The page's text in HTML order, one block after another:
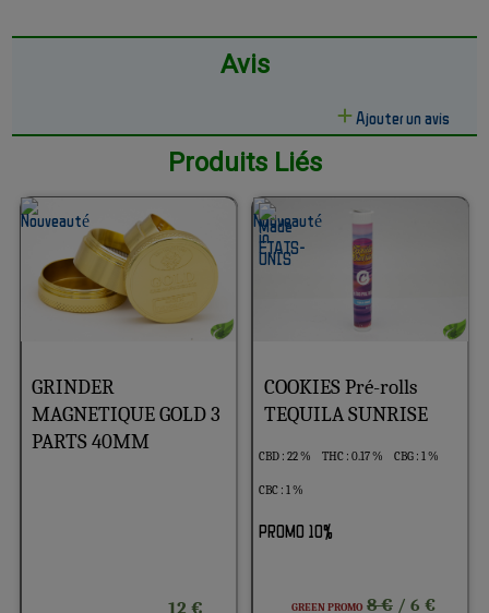
Avis
Ajouter un avis
Produits Liés
GRINDER
MAGNETIQUE GOLD 3
PARTS 40MM
12 €
COOKIES Pré-rolls
TEQUILA SUNRISE
CBD : 22 % THC : 0.17 % CBG : 1 %
CBC : 1 %
PROMO 10%
GREEN PROMO 8 €/ 6 €